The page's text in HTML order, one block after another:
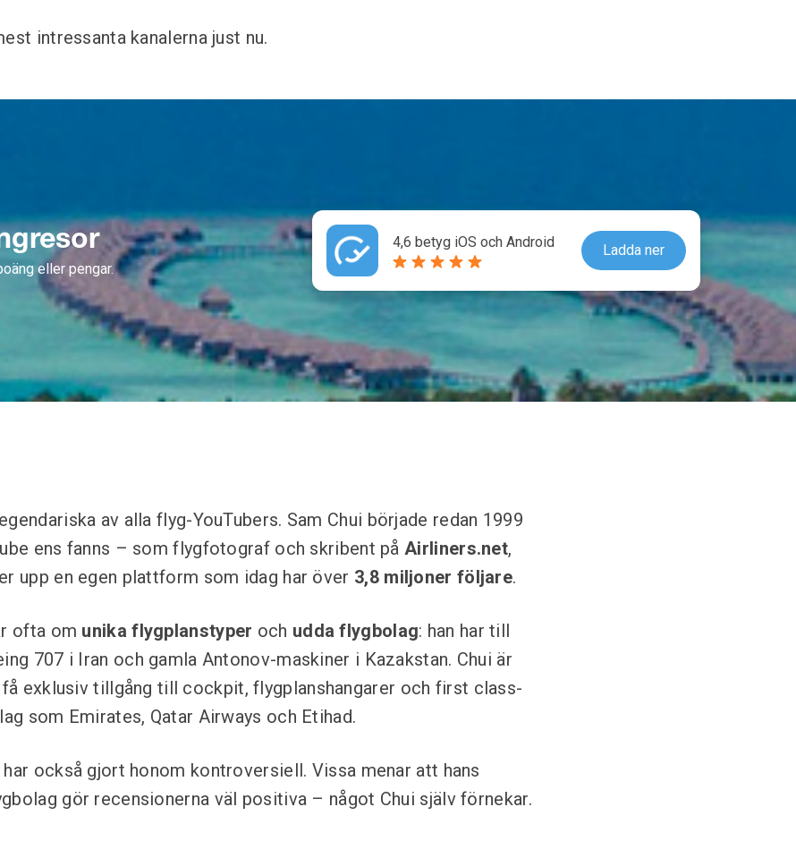
intressanta kanalerna just nu.
eller pengar.
4,6 betyg iOS och Android Ladda ner
av alla flyg-YouTubers. Sam Chui började redan 1999
ens fanns – som flygfotograf och skribent påAirliners.net,
upp en egen plattform som idag har över 3,8 miljoner följare.
ofta om unika flygplanstyper och udda flygbolag: han har till
707 i Iran och gamla Antonov-maskiner i Kazakstan. Chui är
exklusiv tillgång till cockpit, flygplanshangarer och first class-
som Emirates, Qatar Airways och Etihad.
också gjort honom kontroversiell. Vissa menar att hans
gör recensionerna väl positiva – något Chui själv förnekar.